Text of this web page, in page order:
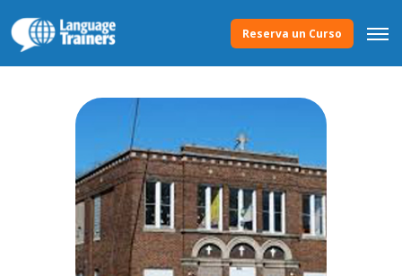
Reserva un Curso